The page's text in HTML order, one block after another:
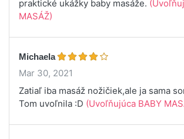
praktické ukážky baby masáže.
MASÁŽ)
Michaela
Mar 30, 2021
Zatiaľ iba masáž nožičiek,ale ja sama
Tom uvoľnila :D (Uvoľňujúca BABY